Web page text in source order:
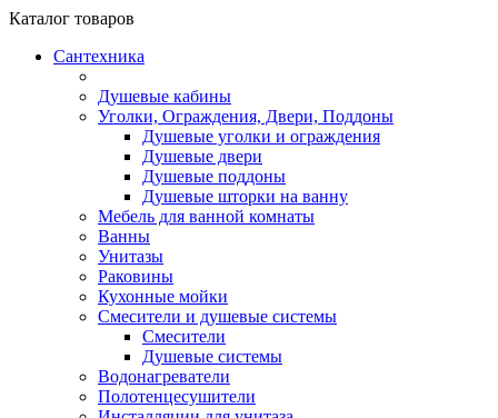
Каталог товаров
Сантехника
Душевые кабины
Уголки, Ограждения, Двери, Поддоны
Душевые уголки и ограждения
Душевые двери
Душевые поддоны
Душевые шторки на ванну
Мебель для ванной комнаты
Ванны
Унитазы
Раковины
Кухонные мойки
Смесители и душевые системы
Смесители
Душевые системы
Водонагреватели
Полотенцесушители